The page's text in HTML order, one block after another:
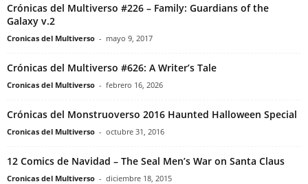
Crónicas del Multiverso #226 – Family: Guardians of the
Galaxy v.2
Cronicas del Multiverso - mayo 9, 2017
Crónicas del Multiverso #626: A Writer’s Tale
Cronicas del Multiverso - febrero 16, 2026
Crónicas del Monstruoverso 2016 Haunted Halloween Special
Cronicas del Multiverso - octubre 31, 2016
12 Comics de Navidad – The Seal Men’s War on Santa Claus
Cronicas del Multiverso - diciembre 18, 2015